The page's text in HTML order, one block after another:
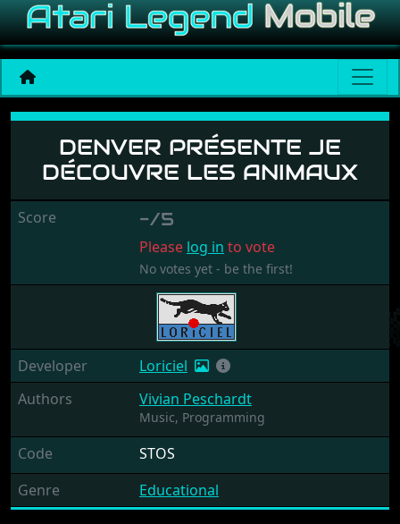
Denver Présente Je
DENVER PRÉSENTE JE
DÉCOUVRE LES ANIMAUX
Score -/5
Please log in to vote
No votes yet - be the first!
Developer
Loriciel
Authors
Vivian Peschardt
Music, Programming
Code
STOS
Genre
Educational